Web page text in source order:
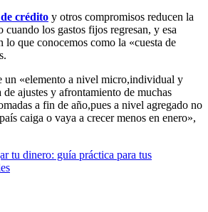
crédito y otros compromisos reducen la
los gastos fijos regresan, y esa
lo que conocemos como la «cuesta de
un «elemento a nivel micro,individual y
de ajustes y afrontamiento de muchas
a fin de año,pues a nivel agregado no
caiga o vaya a crecer menos en enero»,
tu dinero: guía práctica para tus